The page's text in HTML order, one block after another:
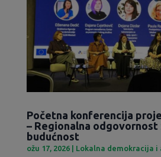
Početna konferencija
– Regionalna odgovornost
budućnost
ožu 17, 2026| Lokalna demokracija